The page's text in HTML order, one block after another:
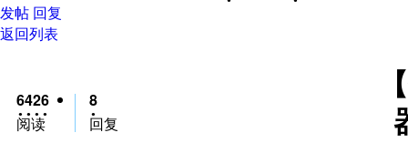
发帖 回复
返回列表
6426
阅读
8
回复
【